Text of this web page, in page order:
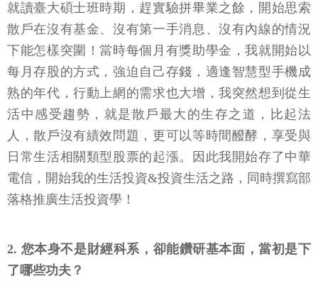
就讀臺大碩士班時期，趕實驗拼畢業之餘，開始思索
散戶在沒有基金、沒有第一手消息、沒有內線的情況
下能怎樣突圍！當時每個月有獎助學金，我就開始以
每月存股的方式，強迫自己存錢，適逢智慧型手機成
熟的年代，行動上網的需求也大增，我突然想到從生
活中感受趨勢，就是散戶最大的生存之道，比起法
人，散戶沒有績效問題，更可以等時間醱酵，享受與
日常生活相關類型股票的起漲。因此我開始存了中華
電信，開始我的生活投資&投資生活之路，同時撰寫部
落格推廣生活投資學！
2. 您本身不是財經科系，卻能鑽研基本面，當初是下
了哪些功夫？